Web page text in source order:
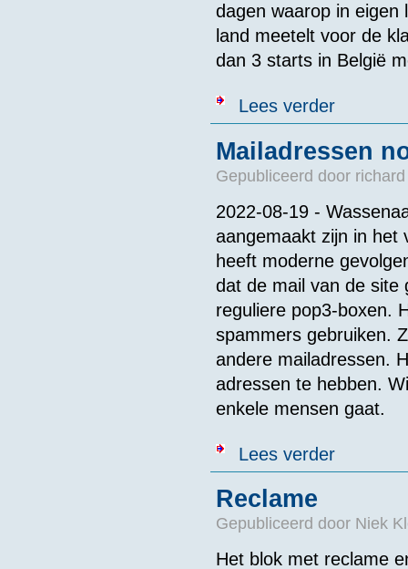
dagen waarop in eigen
land meetelt voor de
dan 3 starts in België
Lees verderover
Mailadressen
Gepubliceerd door
2022-08-19 -
aangemaakt zijn in het
heeft moderne
dat de mail van de site
reguliere pop3-boxen.
spammers gebruiken.
andere mailadressen.
adressen te hebben.
enkele mensen gaat.
Lees verderover
Reclame
Gepubliceerd door Niek
Het blok met reclame